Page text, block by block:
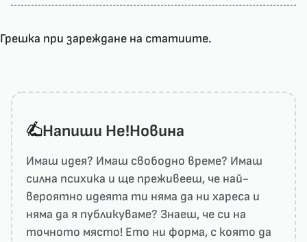
Грешка при зареждане на статиите.
Напиши He!Новина
Имаш идея? Имаш свободно време? Имаш
силна психика и ще преживееш, че най-
вероятно идеята ти няма да ни харесa и
няма да я публикуваме? Знаеш, че си на
точното място! Ето ни форма, с която да